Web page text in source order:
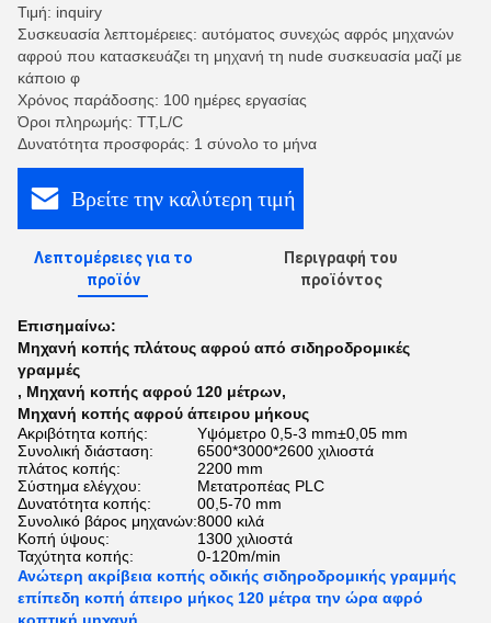
Τιμή: inquiry
Συσκευασία λεπτομέρειες: αυτόματος συνεχώς αφρός μηχανών
αφρού που κατασκευάζει τη μηχανή τη nude συσκευασία μαζί με
κάποιο φ
Χρόνος παράδοσης: 100 ημέρες εργασίας
Όροι πληρωμής: TT,L/C
Δυνατότητα προσφοράς: 1 σύνολο το μήνα
Βρείτε την καλύτερη τιμή
Λεπτομέρειες για το
προϊόν
Περιγραφή του
προϊόντος
Επισημαίνω:
Μηχανή κοπής πλάτους αφρού από σιδηροδρομικές
γραμμές
, Μηχανή κοπής αφρού 120 μέτρων,
Μηχανή κοπής αφρού άπειρου μήκους
Ακριβότητα κοπής:
Υψόμετρο 0,5-3 mm±0,05 mm
Συνολική διάσταση:
6500*3000*2600 χιλιοστά
πλάτος κοπής:
2200 mm
Σύστημα ελέγχου:
Μετατροπέας PLC
Δυνατότητα κοπής:
00,5-70 mm
Συνολικό βάρος μηχανών:8000 κιλά
Κοπή ύψους:
1300 χιλιοστά
Ταχύτητα κοπής:
0-120m/min
Ανώτερη ακρίβεια κοπής οδικής σιδηροδρομικής γραμμής
επίπεδη κοπή άπειρο μήκος 120 μέτρα την ώρα αφρό